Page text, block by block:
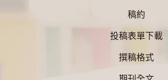
稿約
投稿表單下載
撰稿格式